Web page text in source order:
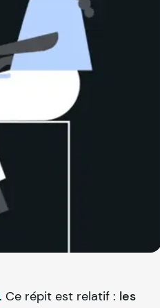
. Ce répit est relatif : les